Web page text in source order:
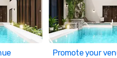
Promote your